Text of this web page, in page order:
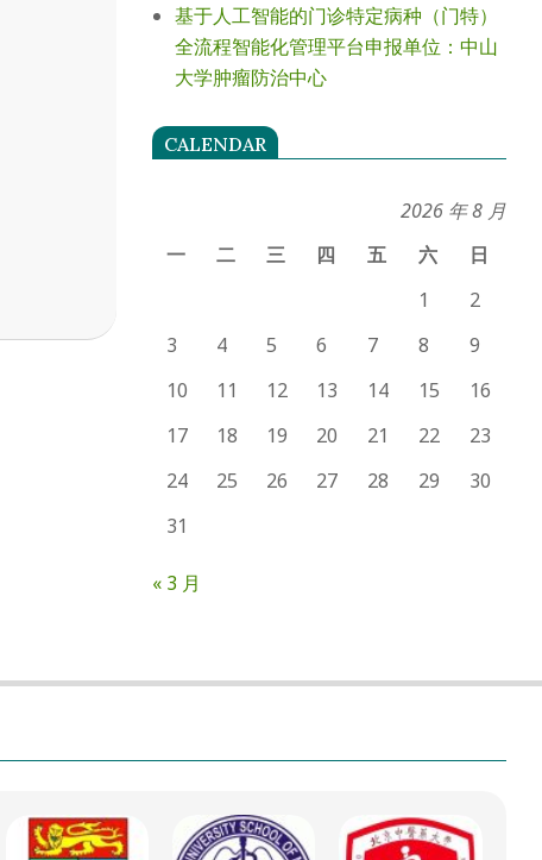
基于人工智能的门诊特定病种（门特）
全流程智能化管理平台申报单位：中山
大学肿瘤防治中心
CALENDAR
2026 年 8 月
一
二 三 四 五 六
日
1
2
3
4 5 6 7 8
9
10
11 12 13 14 15
16
17
18 19 20 21 22
23
24
25 26 27 28 29
30
31
« 3 月